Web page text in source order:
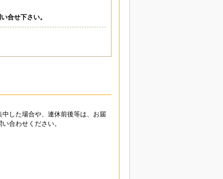
合せ下さい。
した場合や、連休前後等は、お届
合わせください。